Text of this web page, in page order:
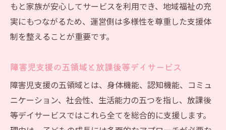
もと家族が安心してサービスを利用でき、地域福祉の充
実にもつながるため、運営側は多様性を尊重した支援体
制を整えることが重要です。
障害児支援の五領域と放課後等デイサービス
障害児支援の五領域とは、身体機能、認知機能、コミュ
ニケーション、社会性、生活能力の五つを指し、放課後
等デイサービスではこれら全てを総合的に支援します。